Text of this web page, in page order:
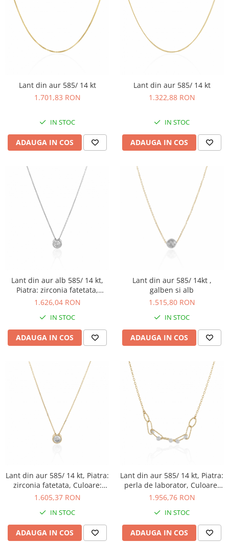
Lant din aur 585/ 14 kt
1.701,83 RON
IN STOC
ADAUGA IN COS
Lant din aur 585/ 14 kt
1.322,88 RON
IN STOC
ADAUGA IN COS
Lant din aur alb 585/ 14 kt,
Piatra: zirconia fatetata,
Culoare: transparenta
1.626,04 RON
IN STOC
ADAUGA IN COS
Lant din aur 585/ 14kt ,
galben si alb
1.515,80 RON
IN STOC
ADAUGA IN COS
Lant din aur 585/ 14 kt, Piatra:
zirconia fatetata, Culoare:
transparenta
1.605,37 RON
IN STOC
ADAUGA IN COS
Lant din aur 585/ 14 kt, Piatra:
perla de laborator, Culoare:
alb
1.956,76 RON
IN STOC
ADAUGA IN COS